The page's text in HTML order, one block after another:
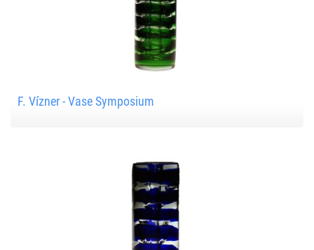
F. Vízner - Vase Symposium